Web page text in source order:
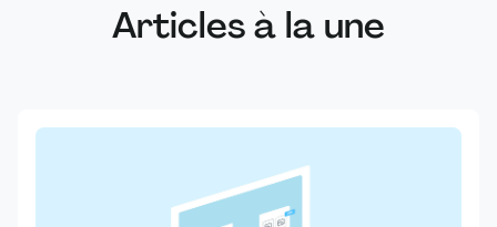
Articles à la une